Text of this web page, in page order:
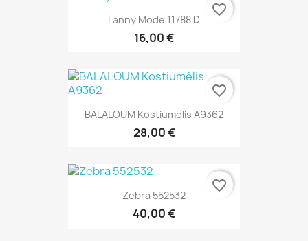
Lanny Mode 11788 D
16,00 €
favorite_border
BALALOUM Kostiumėlis A9362
28,00 €
favorite_border
Zebra 552532
40,00 €
favorite_border